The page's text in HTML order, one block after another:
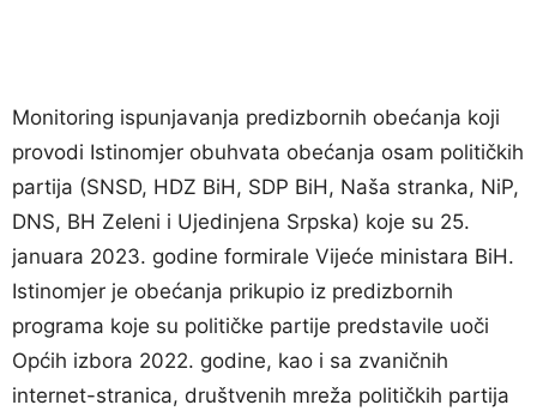
Monitoring ispunjavanja predizbornih obećanja koji
provodi Istinomjer obuhvata obećanja osam političkih
partija (SNSD, HDZ BiH, SDP BiH, Naša stranka, NiP,
DNS, BH Zeleni i Ujedinjena Srpska) koje su 25.
januara 2023. godine formirale Vijeće ministara BiH.
Istinomjer je obećanja prikupio iz predizbornih
programa koje su političke partije predstavile uoči
Općih izbora 2022. godine, kao i sa zvaničnih
internet-stranica, društvenih mreža političkih partija